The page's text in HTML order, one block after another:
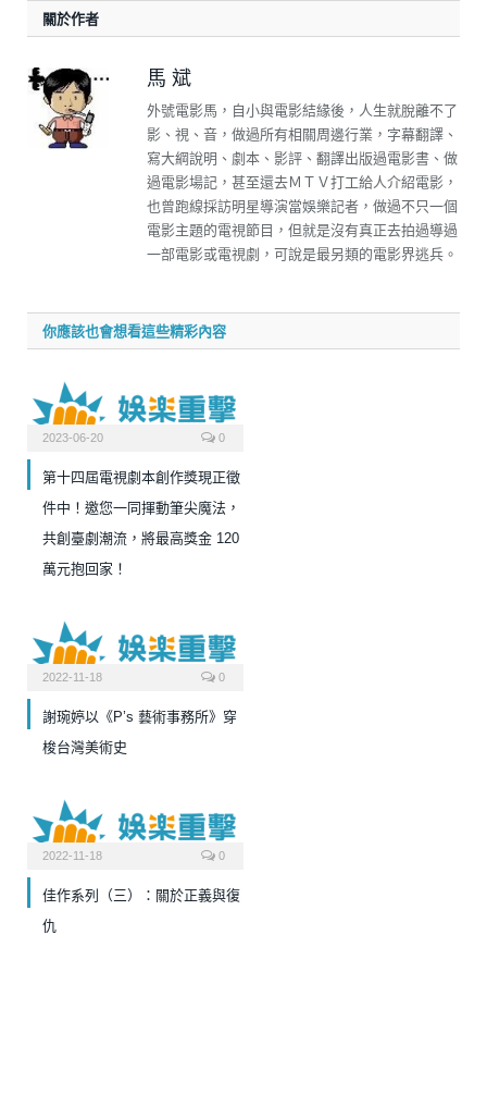
關於作者
馬 斌
外號電影馬，自小與電影結緣後，人生就脫離不了
影、視、音，做過所有相關周邊行業，字幕翻譯、
寫大綱說明、劇本、影評、翻譯出版過電影書、做
過電影場記，甚至還去ＭＴＶ打工給人介紹電影，
也曾跑線採訪明星導演當娛樂記者，做過不只一個
電影主題的電視節目，但就是沒有真正去拍過導過
一部電影或電視劇，可說是最另類的電影界逃兵。
你應該也會想看這些精彩內容
2023-06-20 0
第十四屆電視劇本創作獎現正徵
件中！邀您一同揮動筆尖魔法，
共創臺劇潮流，將最高獎金 120
萬元抱回家！
2022-11-18 0
謝琬婷以《P’s 藝術事務所》穿
梭台灣美術史
2022-11-18 0
佳作系列（三）：關於正義與復
仇